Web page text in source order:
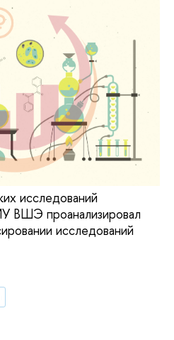
исследований
ВШЭ проанализировал
исследований